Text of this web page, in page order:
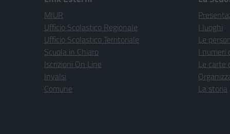
MIUR
Ufficio Scolastico Regionale
Ufficio Scolastico Territoriale
Scuola in Chiaro
Iscrizioni On Line
Invalsi
Comune
I luoghi
Le
I numeri
Le carte
La storia